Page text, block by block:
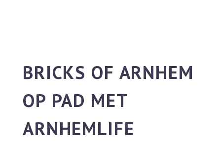
BRICKS OF ARNHEM
OP PAD MET
ARNHEMLIFE